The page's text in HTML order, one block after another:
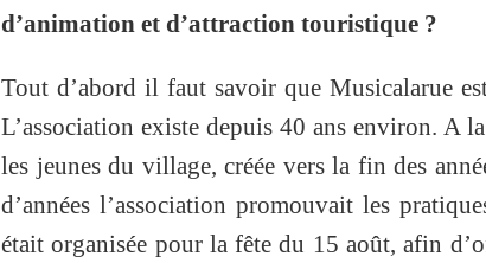
d’animation et d’attraction touristique ?
Tout d’abord il faut savoir que Musicalarue
L’association existe depuis 40 ans environ. A
les jeunes du village, créée vers la fin des
d’années l’association promouvait les
était organisée pour la fête du 15 août, afin